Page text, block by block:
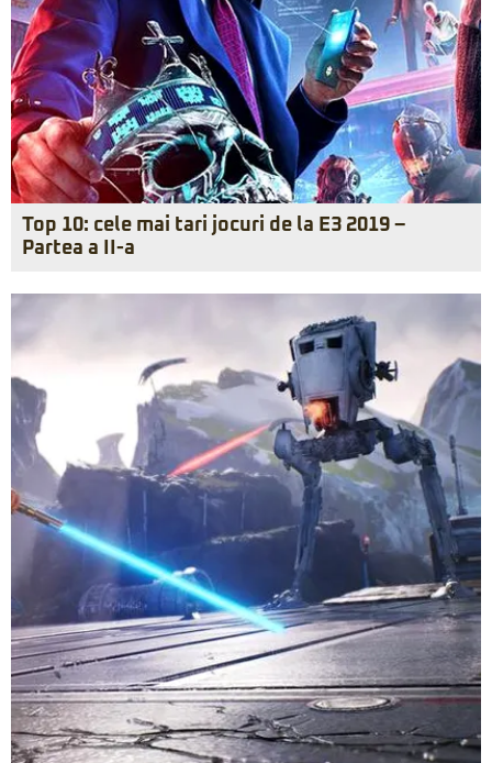
Top 10: cele mai tari jocuri de la E3 2019 –
Partea a II-a